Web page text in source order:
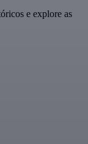
e explore as